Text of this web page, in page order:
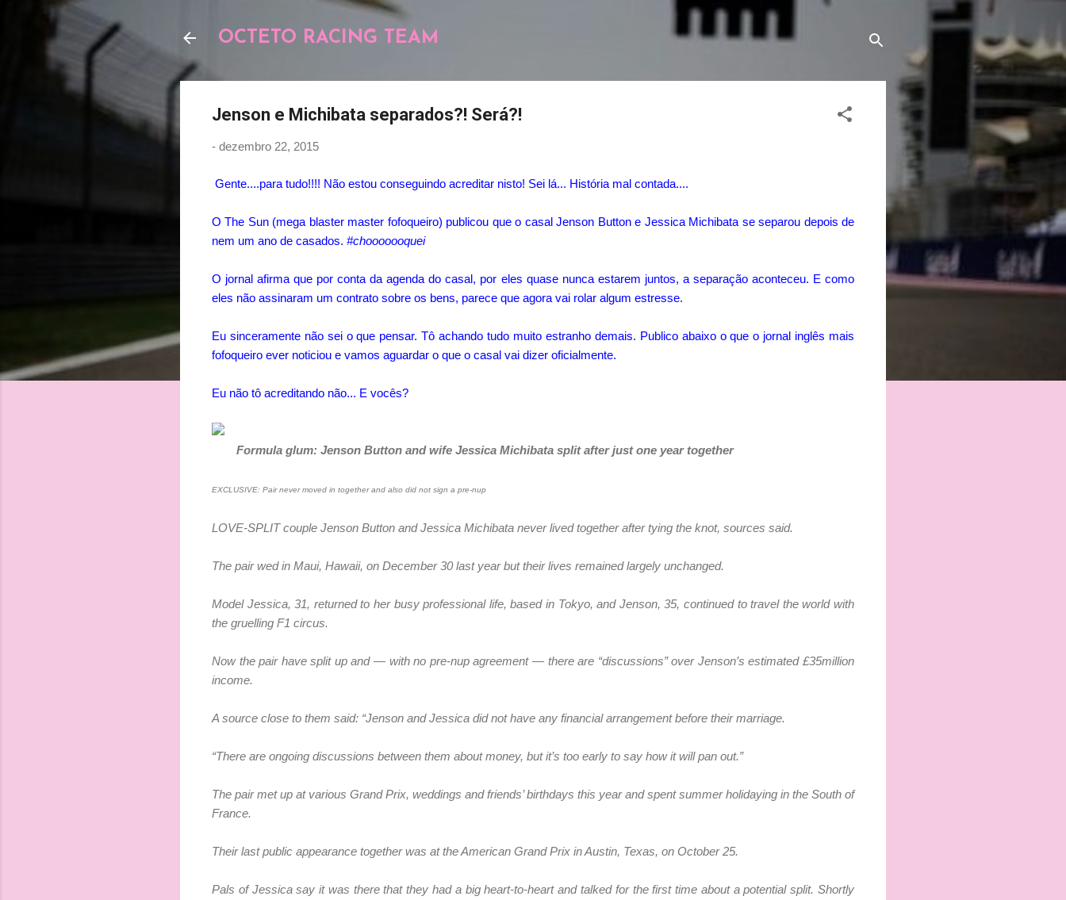
OCTETO RACING TEAM
Jenson e Michibata separados?! Será?!
- dezembro 22, 2015
Gente....para tudo!!!! Não estou conseguindo acreditar nisto! Sei lá... História mal contada....
O The Sun (mega blaster master fofoqueiro) publicou que o casal Jenson Button e Jessica Michibata se separou depois de
nem um ano de casados. #chooooooquei
O jornal afirma que por conta da agenda do casal, por eles quase nunca estarem juntos, a separação aconteceu. E como
eles não assinaram um contrato sobre os bens, parece que agora vai rolar algum estresse.
Eu sinceramente não sei o que pensar. Tô achando tudo muito estranho demais. Publico abaixo o que o jornal inglês mais
fofoqueiro ever noticiou e vamos aguardar o que o casal vai dizer oficialmente.
Eu não tô acreditando não... E vocês?
Formula glum: Jenson Button and wife Jessica Michibata split after just one year together
EXCLUSIVE: Pair never moved in together and also did not sign a pre-nup
LOVE-SPLIT couple Jenson Button and Jessica Michibata never lived together after tying the knot, sources said.
The pair wed in Maui, Hawaii, on December 30 last year but their lives remained largely unchanged.
Model Jessica, 31, returned to her busy professional life, based in Tokyo, and Jenson, 35, continued to travel the world with
the gruelling F1 circus.
Now the pair have split up and — with no pre-nup agreement — there are “discussions” over Jenson’s estimated £35million
income.
A source close to them said: “Jenson and Jessica did not have any financial arrangement before their marriage.
“There are ongoing discussions between them about money, but it’s too early to say how it will pan out.”
The pair met up at various Grand Prix, weddings and friends’ birthdays this year and spent summer holidaying in the South of
France.
Their last public appearance together was at the American Grand Prix in Austin, Texas, on October 25.
Pals of Jessica say it was there that they had a big heart-to-heart and talked for the first time about a potential split. Shortly